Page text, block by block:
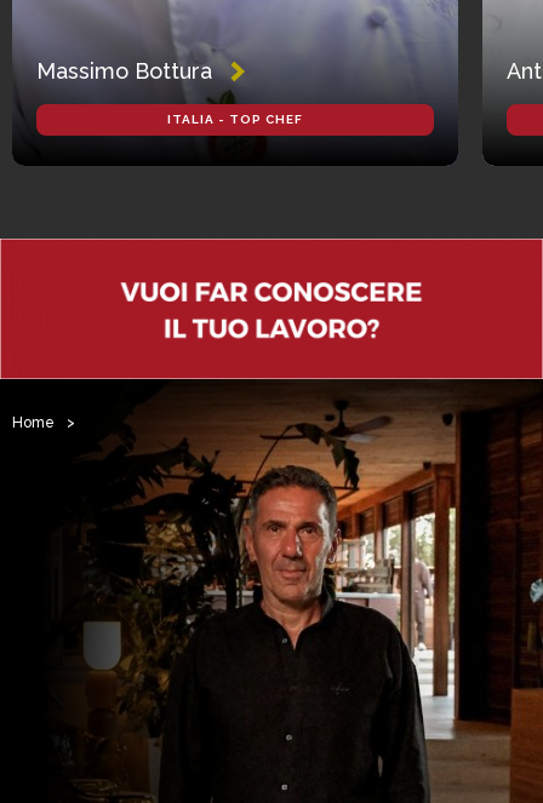
Massimo Bottura
ITALIA - TOP CHEF
Home >